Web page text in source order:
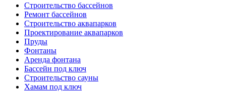
Строительство бассейнов
Ремонт бассейнов
Строительство аквапарков
Проектирование аквапарков
Пруды
Фонтаны
Аренда фонтана
Бассейн под ключ
Строительство сауны
Хамам под ключ